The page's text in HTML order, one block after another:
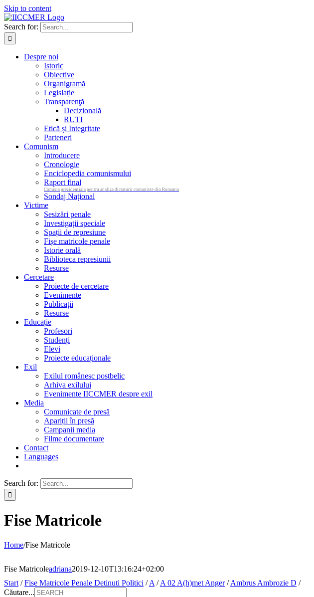
Skip to content
Search for:
Despre noi
Istoric
Obiective
Organigramă
Legislație
Transparenţă
Decizională
RUTI
Etică și Integritate
Parteneri
Comunism
Introducere
Cronologie
Enciclopedia comunismului
Raport final
Comisia prezidentiala pentru analiza dictaturii comuniste din Romania
Sondaj Național
Victime
Sesizări penale
Investigații speciale
Spații de represiune
Fișe matricole penale
Istorie orală
Biblioteca represiunii
Resurse
Cercetare
Proiecte de cercetare
Evenimente
Publicații
Resurse
Educație
Profesori
Studenți
Elevi
Proiecte educaționale
Exil
Exilul românesc postbelic
Arhiva exilului
Evenimente IICCMER despre exil
Media
Comunicate de presă
Apariții în presă
Campanii media
Filme documentare
Contact
Languages
Search for:
Fise Matricole
Home/Fise Matricole
Fise Matricoleadriana2019-12-10T13:16:24+02:00
Start /Fise Matricole Penale Detinuti Politici /A /A 02 A(h)met Anger/Ambrus Ambrozie D /
Căutare...